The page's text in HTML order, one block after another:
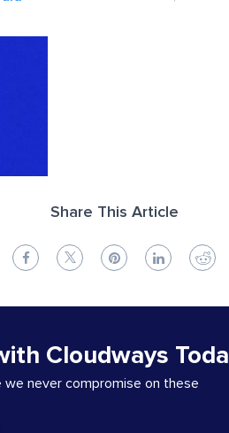
Share This Article
Cloudways
we never compromise on these